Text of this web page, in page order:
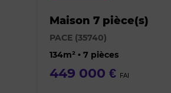
Maison 7 pièce(s)
PACE (35740)
134m² • 7 pièces
449 000 € FAI